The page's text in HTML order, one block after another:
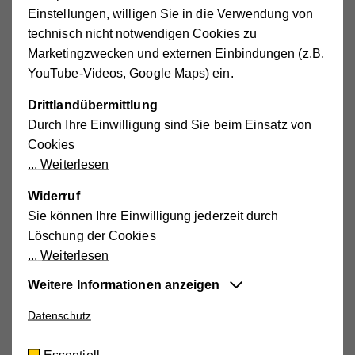
Waidmannsfeld
Waldegg an der Piesting
Wöllersdorf
Die Kosten
Keine Angst vor den Kosten.
mobilen Pflege- und Betreuungsangebote sind sozial
gestaffelt und abhängig von Ihrem Haushaltseinkommen.
Die zu erwartenden Kosten können Sie mit unserem
Wir sind für Sie da!
Einstellungen, willigen Sie in die Verwendung von
technisch nicht notwendigen Cookies zu
Marketingzwecken und externen Einbindungen (z.B.
YouTube-Videos, Google Maps) ein.
Drittlandübermittlung
Durch Ihre Einwilligung sind Sie beim Einsatz von
Cookies
Weiterlesen
Widerruf
Sie können Ihre Einwilligung jederzeit durch
Löschung der Cookies
Weiterlesen
Essentiell
Weitere Informationen anzeigen
Datenschutz